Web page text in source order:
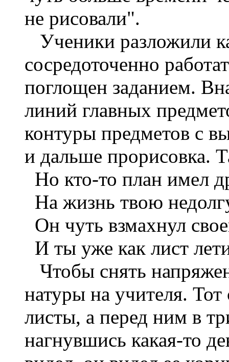
не рисовали".
Ученики разложили
сосредоточенно
поглощен заданием.
линий главных
контуры предметов с
и дальше прорисовка.
Но кто-то план имел
На жизнь твою
Он чуть взмахнул
И ты уже как лист
Чтобы снять
натуры на учителя. Тот
листы, а перед ним в
нагнувшись какая-то